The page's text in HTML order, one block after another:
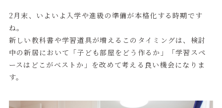
2月末、いよいよ入学や進級の準備が本格化する時期です
ね。
新しい教科書や学習道具が増えるこのタイミングは、検討
中の新居において「子ども部屋をどう作るか」「学習スペ
ースはどこがベストか」を改めて考える良い機会になりま
す。